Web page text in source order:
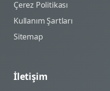
Çerez Politikası
Kullanım Şartları
Sitemap
İletişim